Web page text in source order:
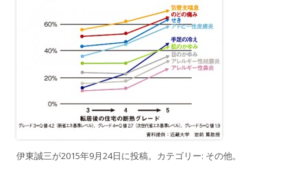
伊東誠三が2015年9月24日に投稿。カテゴリー: その他。